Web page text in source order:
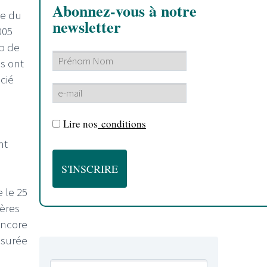
du
de
ont
le 25
Abonnez-vous à notre
newsletter
Lire nos conditions